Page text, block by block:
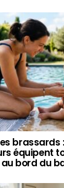
brassards
équipent
bord du